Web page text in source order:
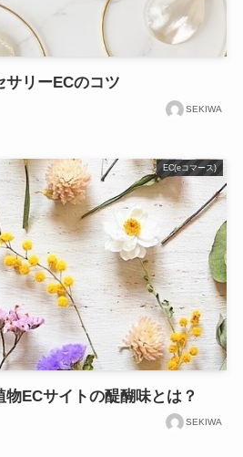
サリーECのコツ
SEKIWA
EC(eコマース)
ECサイトの醍醐味とは？
SEKIWA